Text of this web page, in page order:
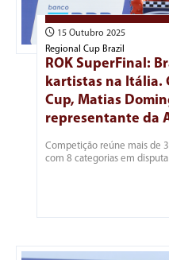
15 Outubro 2025
Regional Cup Brazil
ROK SuperFinal:
kartistas na Itália.
Cup, Matias
representante da
Competição reúne mais de
com 8 categorias em